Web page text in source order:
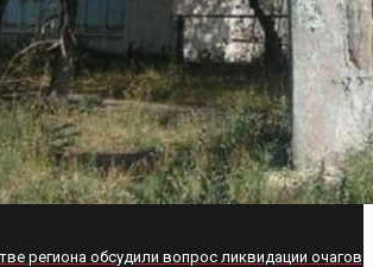
региона обсудили вопрос ликвидации очагов